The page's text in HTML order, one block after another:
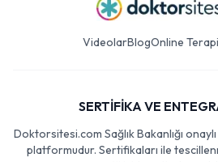
VideolarBlogOnline Terapi
SERTİFİKA VE
Doktorsitesi.com Sağlık Bakanlığı
platformudur. Sertifikaları ile